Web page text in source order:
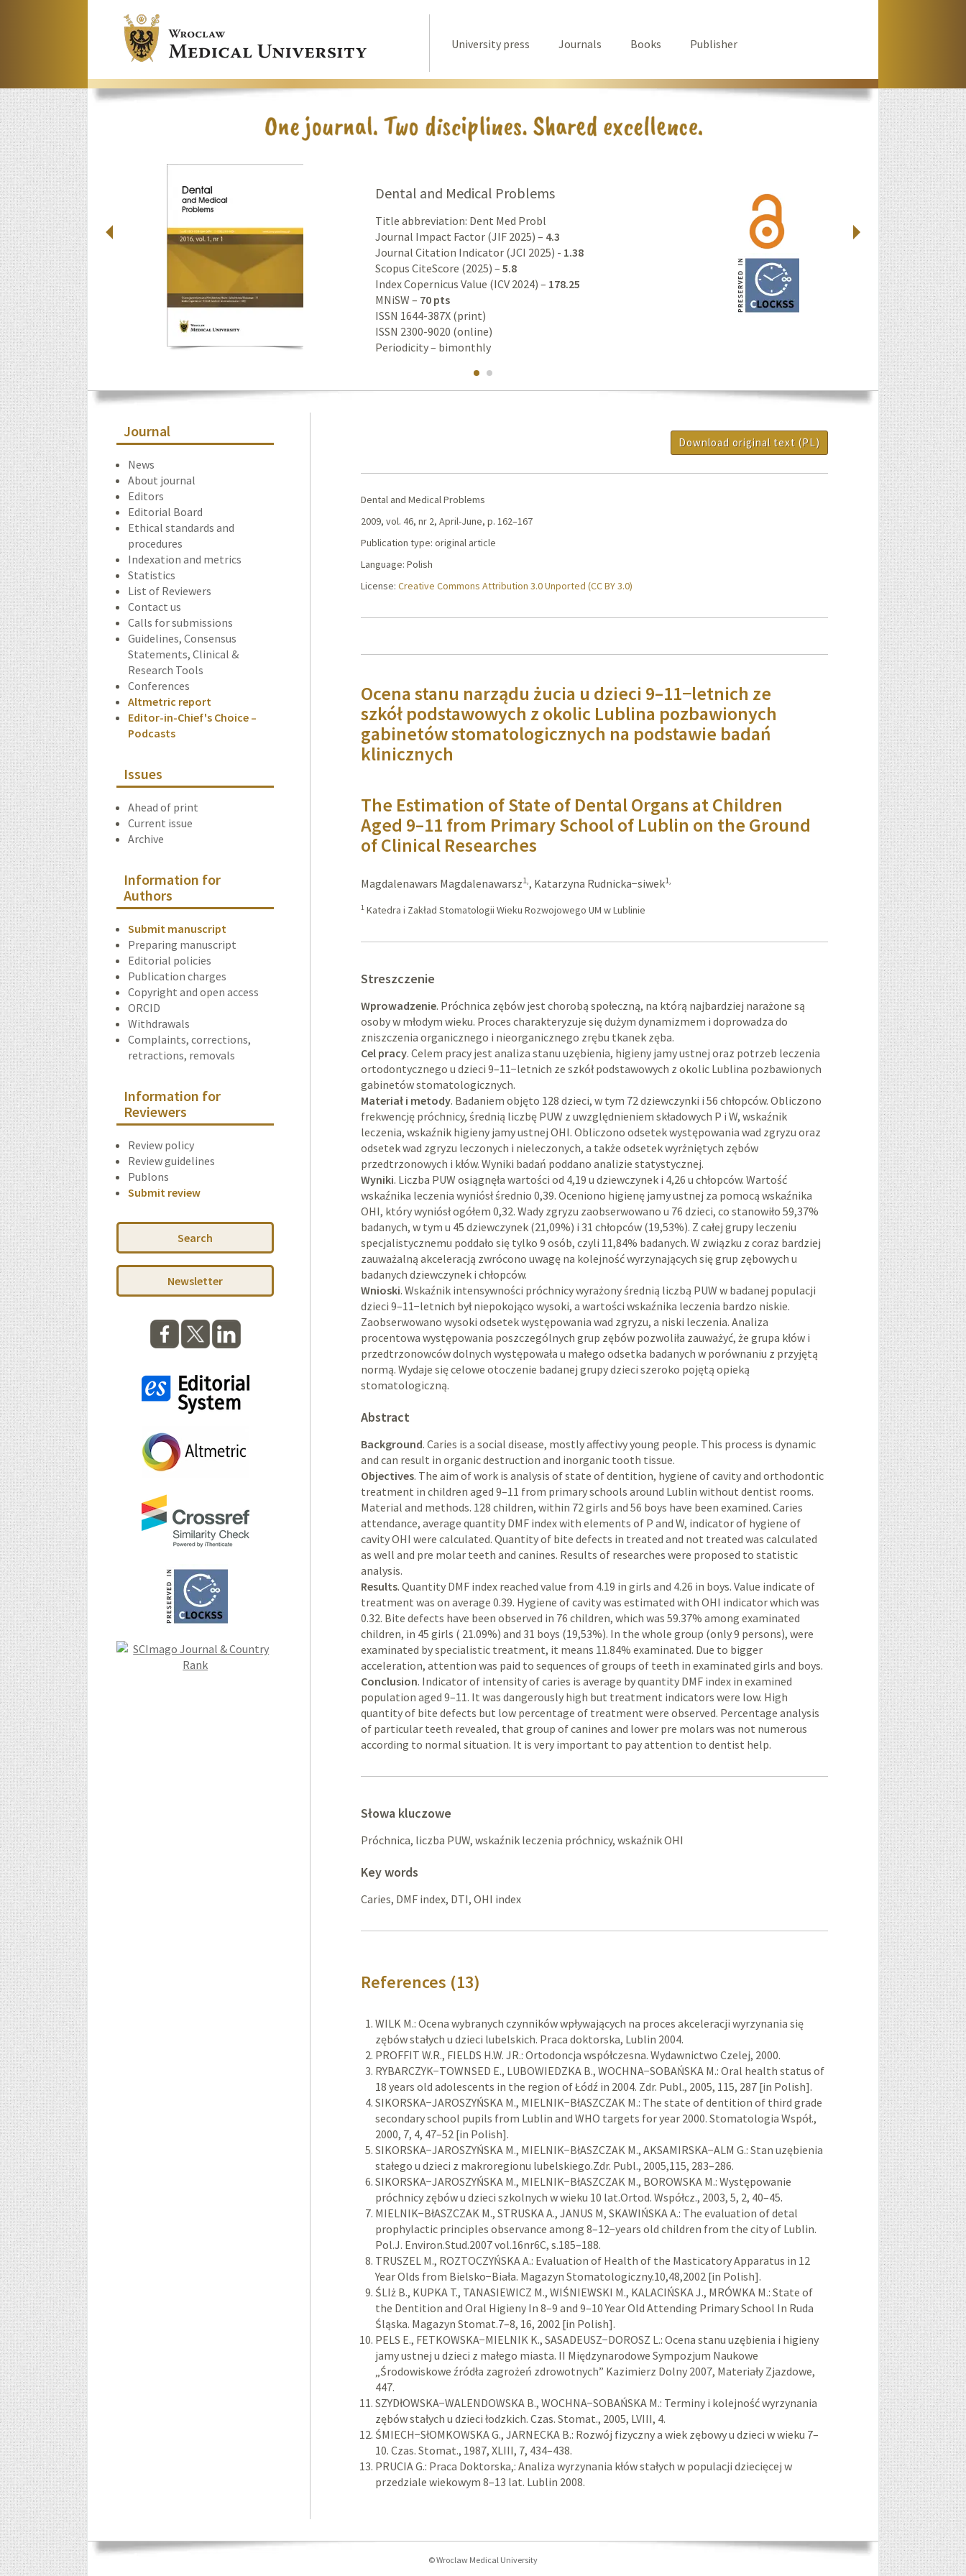
University press Journals Books Publisher
Dental and Medical Problems
Title abbreviation: Dent Med Probl
Journal Impact Factor (JIF 2025) – 4.3
Journal Citation Indicator (JCI 2025) - 1.38
Scopus CiteScore (2025) – 5.8
Index Copernicus Value (ICV 2024) – 178.25
MNiSW – 70 pts
ISSN 1644-387X (print)
ISSN 2300-9020 (online)
Periodicity – bimonthly
Journal
News
About journal
Editors
Editorial Board
Ethical standards and
procedures
Indexation and metrics
Statistics
List of Reviewers
Contact us
Calls for submissions
Guidelines, Consensus
Statements, Clinical &
Research Tools
Conferences
Altmetric report
Editor-in-Chief's Choice –
Podcasts
Issues
Ahead of print
Current issue
Archive
Information for
Authors
Submit manuscript
Preparing manuscript
Editorial policies
Publication charges
Copyright and open access
ORCID
Withdrawals
Complaints, corrections,
retractions, removals
Information for
Reviewers
Review policy
Review guidelines
Publons
Submit review
Search
Newsletter
Download original text (PL)
Dental and Medical Problems
2009, vol. 46, nr 2, April-June, p. 162–167
Publication type: original article
Language: Polish
License:Creative Commons Attribution 3.0 Unported (CC BY 3.0)
Ocena stanu narządu żucia u dzieci 9–11−letnich ze
szkół podstawowych z okolic Lublina pozbawionych
gabinetów stomatologicznych na podstawie badań
klinicznych
The Estimation of State of Dental Organs at Children
Aged 9–11 from Primary School of Lublin on the Ground
of Clinical Researches
Magdalenawars Magdalenawarsz1,, Katarzyna Rudnicka−siwek1,
1 Katedra i Zakład Stomatologii Wieku Rozwojowego UM w Lublinie
Streszczenie
Wprowadzenie. Próchnica zębów jest chorobą społeczną, na którą najbardziej narażone są
osoby w młodym wieku. Proces charakteryzuje się dużym dynamizmem i doprowadza do
zniszczenia organicznego i nieorganicznego zrębu tkanek zęba.
Cel pracy. Celem pracy jest analiza stanu uzębienia, higieny jamy ustnej oraz potrzeb leczenia
ortodontycznego u dzieci 9–11−letnich ze szkół podstawowych z okolic Lublina pozbawionych
gabinetów stomatologicznych.
Materiał i metody. Badaniem objęto 128 dzieci, w tym 72 dziewczynki i 56 chłopców. Obliczono
frekwencję próchnicy, średnią liczbę PUW z uwzględnieniem składowych P i W, wskaźnik
leczenia, wskaźnik higieny jamy ustnej OHI. Obliczono odsetek występowania wad zgryzu oraz
odsetek wad zgryzu leczonych i nieleczonych, a także odsetek wyrżniętych zębów
przedtrzonowych i kłów. Wyniki badań poddano analizie statystycznej.
Wyniki. Liczba PUW osiągnęła wartości od 4,19 u dziewczynek i 4,26 u chłopców. Wartość
wskaźnika leczenia wyniósł średnio 0,39. Oceniono higienę jamy ustnej za pomocą wskaźnika
OHI, który wyniósł ogółem 0,32. Wady zgryzu zaobserwowano u 76 dzieci, co stanowiło 59,37%
badanych, w tym u 45 dziewczynek (21,09%) i 31 chłopców (19,53%). Z całej grupy leczeniu
specjalistycznemu poddało się tylko 9 osób, czyli 11,84% badanych. W związku z coraz bardziej
zauważalną akceleracją zwrócono uwagę na kolejność wyrzynających się grup zębowych u
badanych dziewczynek i chłopców.
Wnioski. Wskaźnik intensywności próchnicy wyrażony średnią liczbą PUW w badanej populacji
dzieci 9–11−letnich był niepokojąco wysoki, a wartości wskaźnika leczenia bardzo niskie.
Zaobserwowano wysoki odsetek występowania wad zgryzu, a niski leczenia. Analiza
procentowa występowania poszczególnych grup zębów pozwoliła zauważyć, że grupa kłów i
przedtrzonowców dolnych występowała u małego odsetka badanych w porównaniu z przyjętą
normą. Wydaje się celowe otoczenie badanej grupy dzieci szeroko pojętą opieką
stomatologiczną.
Abstract
Background. Caries is a social disease, mostly affectivy young people. This process is dynamic
and can result in organic destruction and inorganic tooth tissue.
Objectives. The aim of work is analysis of state of dentition, hygiene of cavity and orthodontic
treatment in children aged 9–11 from primary schools around Lublin without dentist rooms.
Material and methods. 128 children, within 72 girls and 56 boys have been examined. Caries
attendance, average quantity DMF index with elements of P and W, indicator of hygiene of
cavity OHI were calculated. Quantity of bite defects in treated and not treated was calculated
as well and pre molar teeth and canines. Results of researches were proposed to statistic
analysis.
Results. Quantity DMF index reached value from 4.19 in girls and 4.26 in boys. Value indicate of
treatment was on average 0.39. Hygiene of cavity was estimated with OHI indicator which was
0.32. Bite defects have been observed in 76 children, which was 59.37% among examinated
children, in 45 girls ( 21.09%) and 31 boys (19,53%). In the whole group (only 9 persons), were
examinated by specialistic treatment, it means 11.84% examinated. Due to bigger
acceleration, attention was paid to sequences of groups of teeth in examinated girls and boys.
Conclusion. Indicator of intensity of caries is average by quantity DMF index in examined
population aged 9–11. It was dangerously high but treatment indicators were low. High
quantity of bite defects but low percentage of treatment were observed. Percentage analysis
of particular teeth revealed, that group of canines and lower pre molars was not numerous
according to normal situation. It is very important to pay attention to dentist help.
Słowa kluczowe
Próchnica, liczba PUW, wskaźnik leczenia próchnicy, wskaźnik OHI
Key words
Caries, DMF index, DTI, OHI index
References (13)
WILK M.: Ocena wybranych czynników wpływających na proces akceleracji wyrzynania się
zębów stałych u dzieci lubelskich. Praca doktorska, Lublin 2004.
PROFFIT W.R., FIELDS H.W. JR.: Ortodoncja współczesna. Wydawnictwo Czelej, 2000.
RYBARCZYK−TOWNSED E., LUBOWIEDZKA B., WOCHNA−SOBAŃSKA M.: Oral health status of
18 years old adolescents in the region of Łódź in 2004. Zdr. Publ., 2005, 115, 287 [in Polish].
SIKORSKA−JAROSZYŃSKA M., MIELNIK−BłASZCZAK M.: The state of dentition of third grade
secondary school pupils from Lublin and WHO targets for year 2000. Stomatologia Współ.,
2000, 7, 4, 47–52 [in Polish].
SIKORSKA−JAROSZYŃSKA M., MIELNIK−BłASZCZAK M., AKSAMIRSKA−ALM G.: Stan uzębienia
stałego u dzieci z makroregionu lubelskiego.Zdr. Publ., 2005,115, 283–286.
SIKORSKA−JAROSZYŃSKA M., MIELNIK−BłASZCZAK M., BOROWSKA M.: Występowanie
próchnicy zębów u dzieci szkolnych w wieku 10 lat.Ortod. Współcz., 2003, 5, 2, 40–45.
MIELNIK−BłASZCZAK M., STRUSKA A., JANUS M, SKAWIŃSKA A.: The evaluation of detal
prophylactic principles observance among 8–12−years old children from the city of Lublin.
Pol.J. Environ.Stud.2007 vol.16nr6C, s.185–188.
TRUSZEL M., ROZTOCZYŃSKA A.: Evaluation of Health of the Masticatory Apparatus in 12
Year Olds from Bielsko−Biała. Magazyn Stomatologiczny.10,48,2002 [in Polish].
ŚLIż B., KUPKA T., TANASIEWICZ M., WIŚNIEWSKI M., KALACIŃSKA J., MRÓWKA M.: State of
the Dentition and Oral Higieny In 8–9 and 9–10 Year Old Attending Primary School In Ruda
Śląska. Magazyn Stomat.7–8, 16, 2002 [in Polish].
PELS E., FETKOWSKA−MIELNIK K., SASADEUSZ−DOROSZ L.: Ocena stanu uzębienia i higieny
jamy ustnej u dzieci z małego miasta. II Międzynarodowe Sympozjum Naukowe
„Środowiskowe źródła zagrożeń zdrowotnych” Kazimierz Dolny 2007, Materiały Zjazdowe,
447.
SZYDłOWSKA−WALENDOWSKA B., WOCHNA−SOBAŃSKA M.: Terminy i kolejność wyrzynania
zębów stałych u dzieci łodzkich. Czas. Stomat., 2005, LVIII, 4.
ŚMIECH−SłOMKOWSKA G., JARNECKA B.: Rozwój fizyczny a wiek zębowy u dzieci w wieku 7–
10. Czas. Stomat., 1987, XLIII, 7, 434–438.
PRUCIA G.: Praca Doktorska,: Analiza wyrzynania kłów stałych w populacji dziecięcej w
przedziale wiekowym 8–13 lat. Lublin 2008.
© Wroclaw Medical University